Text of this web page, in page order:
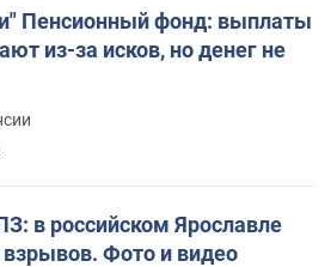
Пенсионный фонд: выплаты
из-за исков, но денег не
в российском Ярославле
Фото и видео